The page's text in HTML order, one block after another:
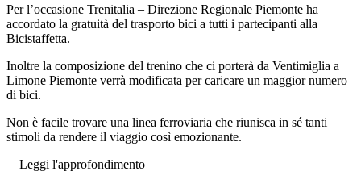
Per l’occasione Trenitalia – Direzione Regionale Piemonte ha
accordato la gratuità del trasporto bici a tutti i partecipanti alla
Bicistaffetta.
Inoltre la composizione del trenino che ci porterà da Ventimiglia a
Limone Piemonte verrà modificata per caricare un maggior numero
di bici.
Non è facile trovare una linea ferroviaria che riunisca in sé tanti
stimoli da rendere il viaggio così emozionante.
Leggi l'approfondimento